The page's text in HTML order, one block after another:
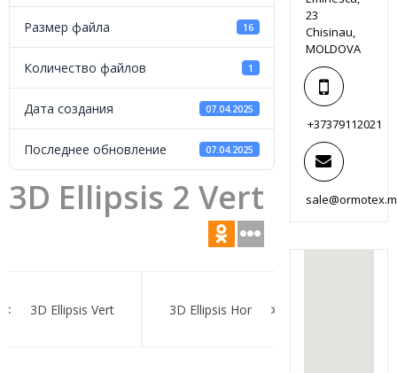
Размер файла 16
Количество файлов 1
Дата создания 07.04.2025
Последнее обновление 07.04.2025
3D Ellipsis 2 Vert
по3D Ellipsis Vert 3D Ellipsis Hor
23
Chisinau,
MOLDOVA
+37379112021